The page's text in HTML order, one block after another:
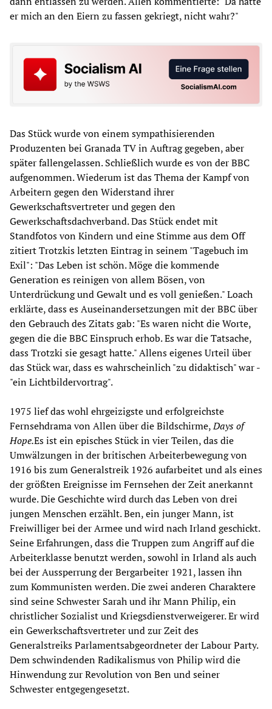
er mich an den Eiern zu fassen gekriegt, nicht wahr?"
Das Stück wurde von einem sympathisierenden
Produzenten bei Granada TV in Auftrag gegeben, aber
später fallengelassen. Schließlich wurde es von der BBC
aufgenommen. Wiederum ist das Thema der Kampf von
Arbeitern gegen den Widerstand ihrer
Gewerkschaftsvertreter und gegen den
Gewerkschaftsdachverband. Das Stück endet mit
Standfotos von Kindern und eine Stimme aus dem Off
zitiert Trotzkis letzten Eintrag in seinem "Tagebuch im
Exil": "Das Leben ist schön. Möge die kommende
Generation es reinigen von allem Bösen, von
Unterdrückung und Gewalt und es voll genießen." Loach
erklärte, dass es Auseinandersetzungen mit der BBC über
den Gebrauch des Zitats gab: "Es waren nicht die Worte,
gegen die die BBC Einspruch erhob. Es war die Tatsache,
dass Trotzki sie gesagt hatte." Allens eigenes Urteil über
das Stück war, dass es wahrscheinlich "zu didaktisch" war -
"ein Lichtbildervortrag".
1975 lief das wohl ehrgeizigste und erfolgreichste
Fernsehdrama von Allen über die Bildschirme,Days of
Hope.Es ist ein episches Stück in vier Teilen, das die
Umwälzungen in der britischen Arbeiterbewegung von
1916 bis zum Generalstreik 1926 aufarbeitet und als eines
der größten Ereignisse im Fernsehen der Zeit anerkannt
wurde. Die Geschichte wird durch das Leben von drei
jungen Menschen erzählt. Ben, ein junger Mann, ist
Freiwilliger bei der Armee und wird nach Irland geschickt.
Seine Erfahrungen, dass die Truppen zum Angriff auf die
Arbeiterklasse benutzt werden, sowohl in Irland als auch
bei der Aussperrung der Bergarbeiter 1921, lassen ihn
zum Kommunisten werden. Die zwei anderen Charaktere
sind seine Schwester Sarah und ihr Mann Philip, ein
christlicher Sozialist und Kriegsdienstverweigerer. Er wird
ein Gewerkschaftsvertreter und zur Zeit des
Generalstreiks Parlamentsabgeordneter der Labour Party.
Dem schwindenden Radikalismus von Philip wird die
Hinwendung zur Revolution von Ben und seiner
Schwester entgegengesetzt.